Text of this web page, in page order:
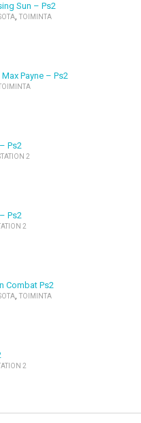
Sun – Ps2
, TOIMINTA
Payne – Ps2
Ps2
2
Ps2
2
Combat Ps2
, TOIMINTA
2